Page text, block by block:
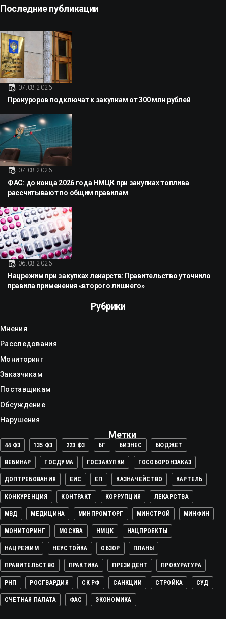
Последние публикации
07.08.2026
Прокуроров подключат к закупкам от 300 млн рублей
07.08.2026
ФАС: до конца 2026 года НМЦК при закупках топлива
рассчитывают по общим правилам
06.08.2026
Нацрежим при закупках лекарств: Правительство уточнило
правила применения «второго лишнего»
Рубрики
Мнения
Расследования
Мониторинг
Заказчикам
Поставщикам
Обсуждение
Нарушения
Метки
44 ФЗ 135 ФЗ 223 ФЗ БГ БИЗНЕС БЮДЖЕТ
ВЕБИНАР ГОСДУМА ГОСЗАКУПКИ ГОСОБОРОНЗАКАЗ
ДОПТРЕБОВАНИЯ ЕИС ЕП КАЗНАЧЕЙСТВО КАРТЕЛЬ
КОНКУРЕНЦИЯ КОНТРАКТ КОРРУПЦИЯ ЛЕКАРСТВА
МВД МЕДИЦИНА МИНПРОМТОРГ МИНСТРОЙ МИНФИН
МОНИТОРИНГ МОСКВА НМЦК НАЦПРОЕКТЫ
НАЦРЕЖИМ НЕУСТОЙКА ОБЗОР ПЛАНЫ
ПРАВИТЕЛЬСТВО ПРАКТИКА ПРЕЗИДЕНТ ПРОКУРАТУРА
РНП РОСГВАРДИЯ СК РФ САНКЦИИ СТРОЙКА СУД
СЧЕТНАЯ ПАЛАТА ФАС ЭКОНОМИКА